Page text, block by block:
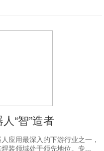
“智”造者
应用最深入的下游行业之一，
装领域处于领先地位。专...